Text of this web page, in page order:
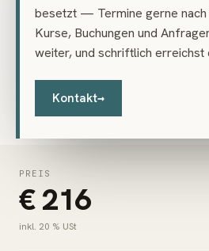
besetzt — Termine gerne nach
Kurse, Buchungen und
weiter, und schriftlich erreichst
Kontakt→
Mitzubringen
Das mitzubringende Kursmaterial
Download:Materialliste (PDF)
PREIS
€ 216
inkl. 20 % USt